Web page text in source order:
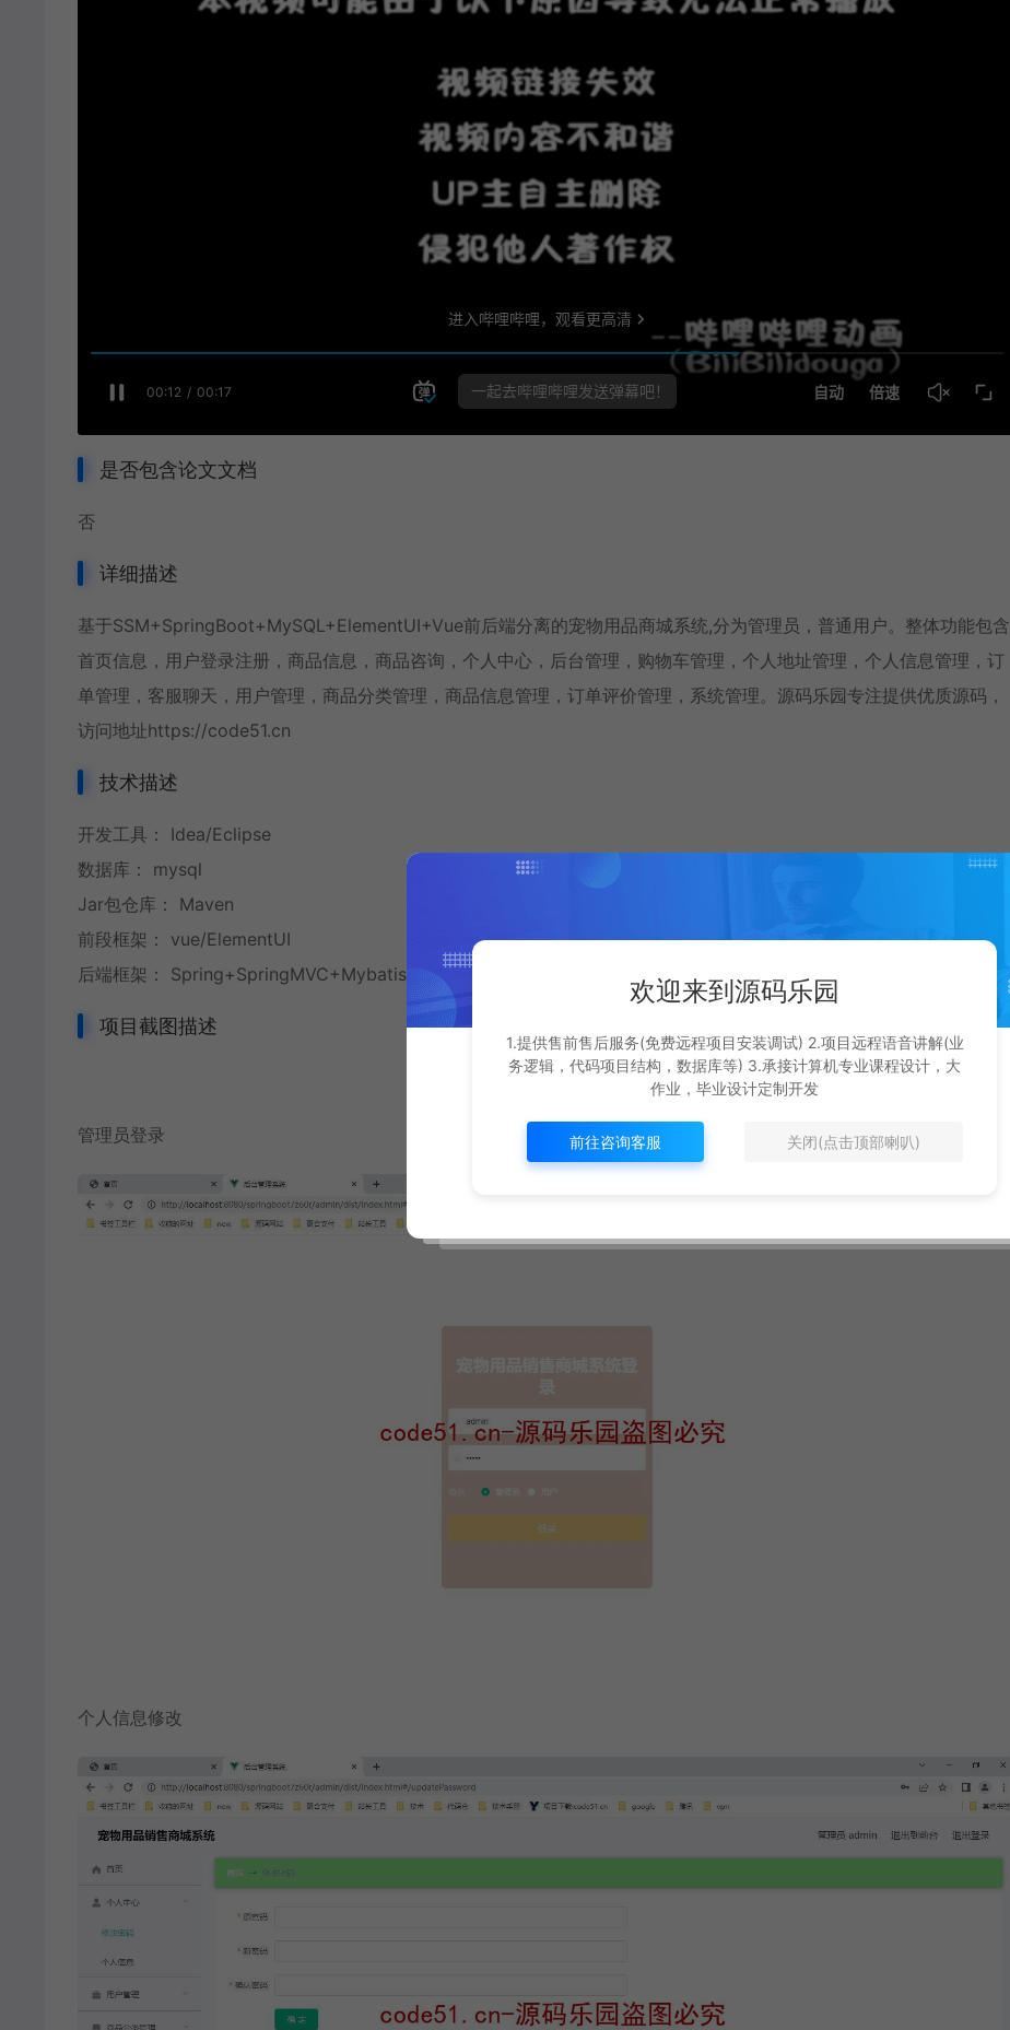
是否包含论文文档
否
详细描述
基于SSM+SpringBoot+MySQL+ElementUI+Vue前后端分离的宠物用品商城系统,分为管理员，普通用户。整体功能包含
首页信息，用户登录注册，商品信息，商品咨询，个人中心，后台管理，购物车管理，个人地址管理，个人信息管理，订
单管理，客服聊天，用户管理，商品分类管理，商品信息管理，订单评价管理，系统管理。源码乐园专注提供优质源码，
访问地址https://code51.cn
技术描述
开发工具： Idea/Eclipse
数据库： mysql
Jar包仓库： Maven
前段框架： vue/ElementUI
后端框架： Spring+SpringMVC+Mybatis+SpringBoot
项目截图描述
管理员登录
个人信息修改
欢迎来到源码乐园
1.提供售前售后服务(免费远程项目安装调试) 2.项目远程语音讲解(业
务逻辑，代码项目结构，数据库等) 3.承接计算机专业课程设计，大
作业，毕业设计定制开发
前往咨询客服 关闭(点击顶部喇叭)